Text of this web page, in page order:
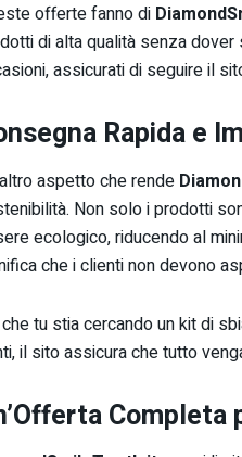
offerte fanno di
di alta qualità senza
assicurati di seguire il
Rapida e
aspetto che rende
Non solo i prodotti
ecologico, riducendo al
che i clienti non devono
tu stia cercando un kit di
il sito assicura che tutto
Completa